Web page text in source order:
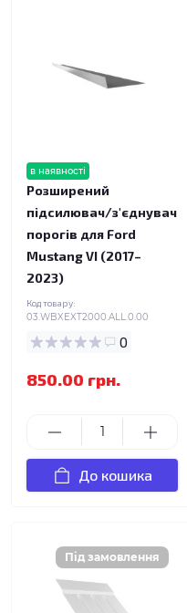
в наявності
Розширений
підсилювач/з'єднувач
порогів для Ford
Mustang VI (2017–
2023)
Код товару:
03.WBXEXT2000.ALL.0.00
0
850.00 грн.
До кошика